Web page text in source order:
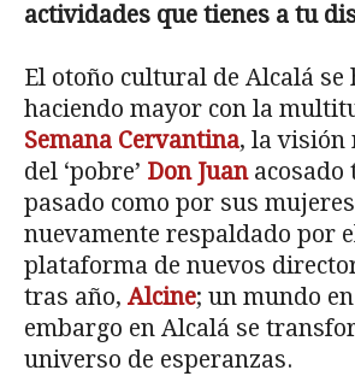
actividades que tienes a tu
El otoño cultural de Alcalá se
haciendo mayor con la
Semana Cervantina, la visión
del ‘pobre’ Don Juanacosado
pasado como por sus
nuevamente respaldado por
plataforma de nuevos
tras año, Alcine; un mundo
embargo en Alcalá se
universo de esperanzas.